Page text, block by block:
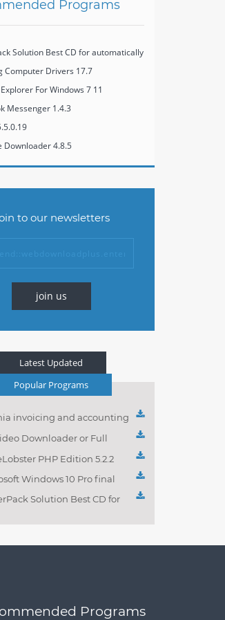
Programs
Solution Best CD for automatically
Computer Drivers 17.7
For Windows 7 11
Messenger 1.4.3
Downloader 4.8.5
to our newsletters
join us
Latest Updated
Popular Programs
invoicing and accounting
1.0.1
Downloader or Full
3.4.5.1525PHP Edition 5.2.2
Windows 10 Pro final
Solution Best CD for
Programs